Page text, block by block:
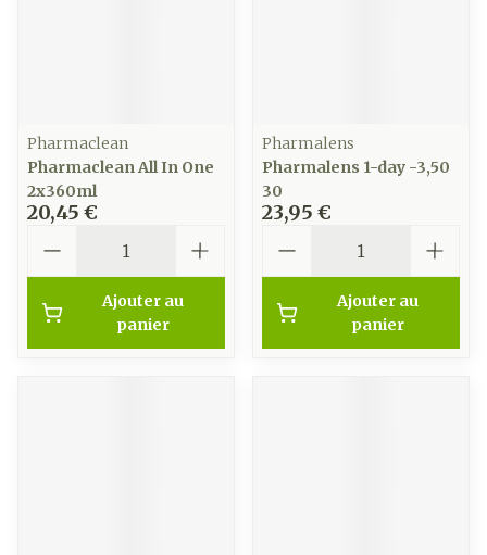
Pharmaclean
Pharmaclean All In One
2x360ml
20,45 €
Ajouter au
panier
Pharmalens
Pharmalens 1-day -3,50
30
23,95 €
Ajouter au
panier